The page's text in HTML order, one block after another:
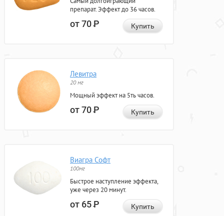
препарат. Эффект до 36 часов.
от 70Р Купить
Левитра
20 мг
Мощный эффект на 5ть часов.
от 70Р Купить
Виагра Софт
100мг
Быстрое наступление эффекта,
уже через 20 минут.
от 65Р Купить